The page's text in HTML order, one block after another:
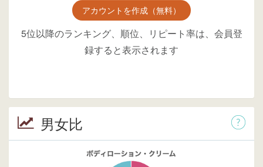
アカウントを作成（無料）
5位以降のランキング、順位、リピート率は、会員登
録すると表示されます
男女比